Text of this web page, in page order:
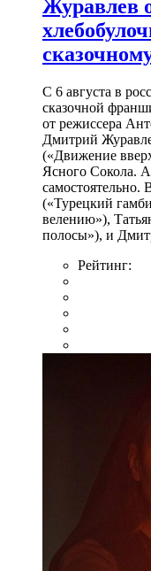
Журавлев
С 6 августа в
сказочной
от режиссера
Дмитрий
(«Движение
Ясного Сокола.
самостоятельно.
(«Турецкий
велению»),
полосы»), и
Рейтинг: